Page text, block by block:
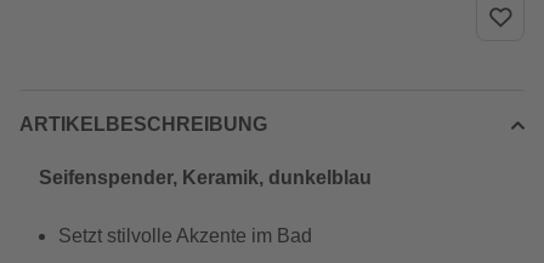
ARTIKELBESCHREIBUNG
Seifenspender, Keramik, dunkelblau
Setzt stilvolle Akzente im Bad